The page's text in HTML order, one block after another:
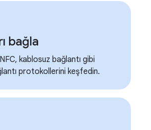
bağla
kablosuz bağlantı gibi
protokollerini keşfedin.